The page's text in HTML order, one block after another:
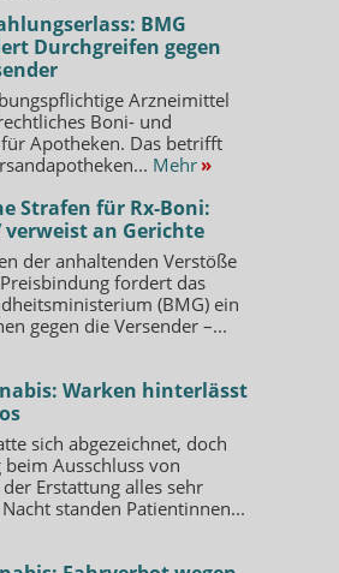
BMG
Durchgreifen gegen
Arzneimittel
Boni- und
Apotheken. Das betrifft
Mehr »
Strafen für Rx-Boni:
verweist an Gerichte
der anhaltenden Verstöße
fordert das
(BMG) ein
gegen die Versender –...
Warken hinterlässt
sich abgezeichnet, doch
beim Ausschluss von
der Erstattung alles sehr
standen Patientinnen...